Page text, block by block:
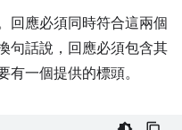
回應必須同時符合這兩個
句話說，回應必須包含其
有一個提供的標頭。